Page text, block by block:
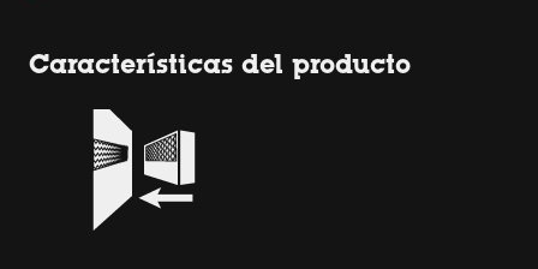
Características del producto